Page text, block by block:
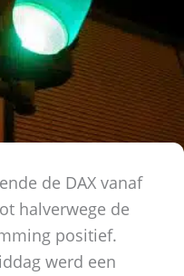
de DAX vanaf
halverwege de
positief.
werd een